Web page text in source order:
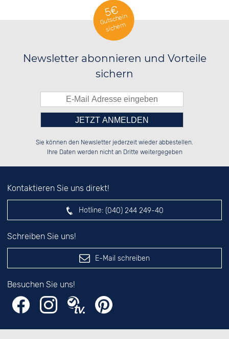
5€
Gutschein
sichern
Newsletter abonnieren und Vorteile
sichern
██░░██░░░░░░██░░██░░██░░░░░░██░░
██████░░░░████░░██████░░░░████░░
░░░░██░░░░░░██░░██░░██░░░░░░██░░
Bitte tragen Sie die Zahl in
das nebenstehende Feld ein.
Sie können den Newsletter jederzeit wieder abbestellen.
Ihre Daten werden nicht an Dritte weitergegeben
Kontaktieren Sie uns direkt!
Hotline: (040) 244 249-40
Schreiben Sie uns!
E-Mail schreiben
Besuchen Sie uns!